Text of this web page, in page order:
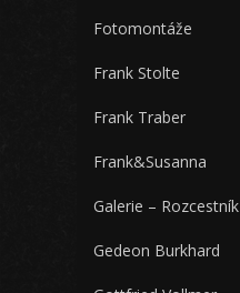
Fotomontáže
Frank Stolte
Frank Traber
Frank&Susanna
Galerie – Rozcestník
Gedeon Burkhard